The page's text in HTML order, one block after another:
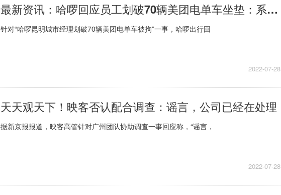
最新资讯：哈啰回应员工划破70辆美团电单车坐垫：系酒后盲目报复
针对“哈啰昆明城市经理划破70辆美团电单车被拘”一事，哈啰出行回
2022-07-28
天天观天下！映客否认配合调查：谣言，公司已经在处理
据新京报报道，映客高管针对广州团队协助调查一事回应称，“谣言，
2022-07-28